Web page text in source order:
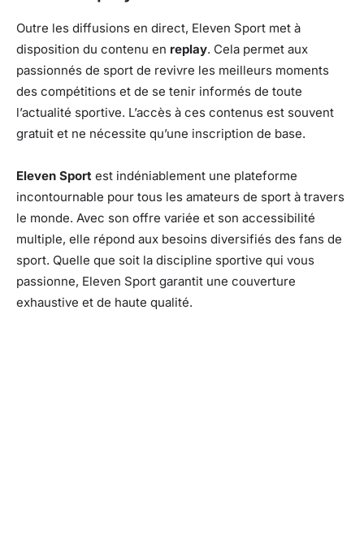
Outre les diffusions en direct, Eleven Sport met à
disposition du contenu en replay. Cela permet aux
passionnés de sport de revivre les meilleurs moments
des compétitions et de se tenir informés de toute
l’actualité sportive. L’accès à ces contenus est souvent
gratuit et ne nécessite qu’une inscription de base.
Eleven Sport est indéniablement une plateforme
incontournable pour tous les amateurs de sport à travers
le monde. Avec son offre variée et son accessibilité
multiple, elle répond aux besoins diversifiés des fans de
sport. Quelle que soit la discipline sportive qui vous
passionne, Eleven Sport garantit une couverture
exhaustive et de haute qualité.